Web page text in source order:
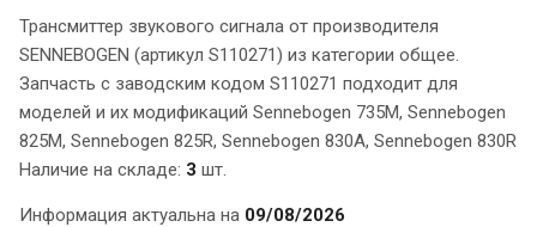
Трансмиттер звукового сигнала от производителя
SENNEBOGEN (артикул S110271) из категории общее.
Запчасть с заводским кодом S110271 подходит для
моделей и их модификаций Sennebogen 735M, Sennebogen
825M, Sennebogen 825R, Sennebogen 830A, Sennebogen 830R
Наличие на складе: 3 шт.
Информация актуальна на 09/08/2026